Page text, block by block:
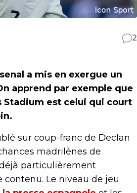
2
a mis en exergue un
apprend par exemple que
Stadium est celui qui court
sur coup-franc de Declan
madrilènes de
déjà particulièrement
contenu. Le niveau de jeu